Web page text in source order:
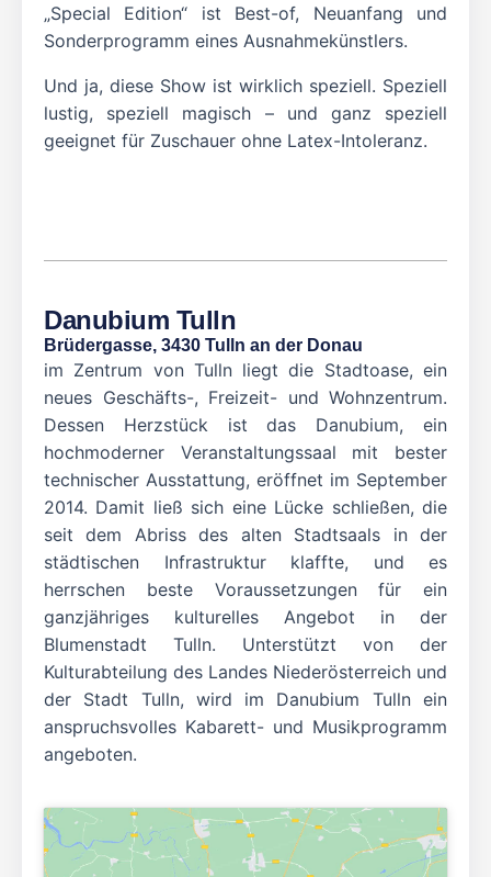
„Special Edition“ ist Best-of, Neuanfang und
Sonderprogramm eines Ausnahmekünstlers.
Und ja, diese Show ist wirklich speziell. Speziell
lustig, speziell magisch – und ganz speziell
geeignet für Zuschauer ohne Latex-Intoleranz.
Danubium Tulln
Brüdergasse, 3430 Tulln an der Donau
im Zentrum von Tulln liegt die Stadtoase, ein
neues Geschäfts-, Freizeit- und Wohnzentrum.
Dessen Herzstück ist das Danubium, ein
hochmoderner Veranstaltungssaal mit bester
technischer Ausstattung, eröffnet im September
2014. Damit ließ sich eine Lücke schließen, die
seit dem Abriss des alten Stadtsaals in der
städtischen Infrastruktur klaffte, und es
herrschen beste Voraussetzungen für ein
ganzjähriges kulturelles Angebot in der
Blumenstadt Tulln. Unterstützt von der
Kulturabteilung des Landes Niederösterreich und
der Stadt Tulln, wird im Danubium Tulln ein
anspruchsvolles Kabarett- und Musikprogramm
angeboten.